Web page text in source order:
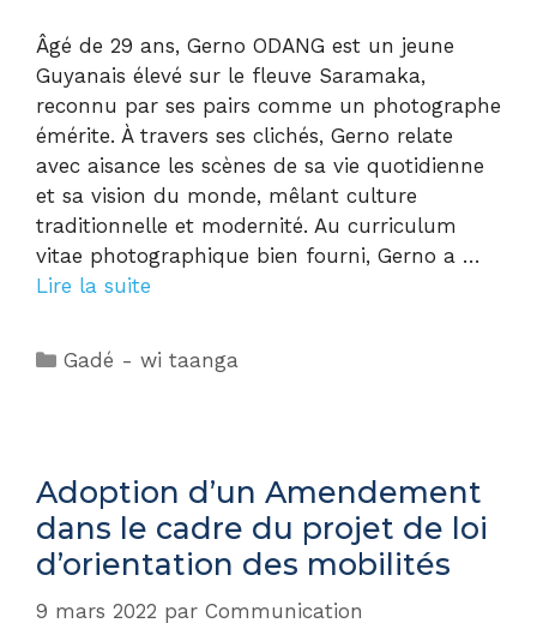
Âgé de 29 ans, Gerno ODANG est un jeune
Guyanais élevé sur le fleuve Saramaka,
reconnu par ses pairs comme un photographe
émérite. À travers ses clichés, Gerno relate
avec aisance les scènes de sa vie quotidienne
et sa vision du monde, mêlant culture
traditionnelle et modernité. Au curriculum
vitae photographique bien fourni, Gerno a …
Lire la suite
Gadé - wi taanga
Adoption d’un Amendement
dans le cadre du projet de loi
d’orientation des mobilités
9 mars 2022 par Communication